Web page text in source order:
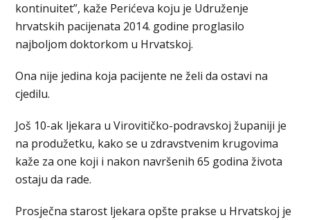
kontinuitet”, kaže Perićeva koju je Udruženje
hrvatskih pacijenata 2014. godine proglasilo
najboljom doktorkom u Hrvatskoj.
Ona nije jedina koja pacijente ne želi da ostavi na
cjedilu.
Još 10-ak ljekara u Virovitičko-podravskoj županiji je
na produžetku, kako se u zdravstvenim krugovima
kaže za one koji i nakon navršenih 65 godina života
ostaju da rade.
Prosječna starost ljekara opšte prakse u Hrvatskoj je